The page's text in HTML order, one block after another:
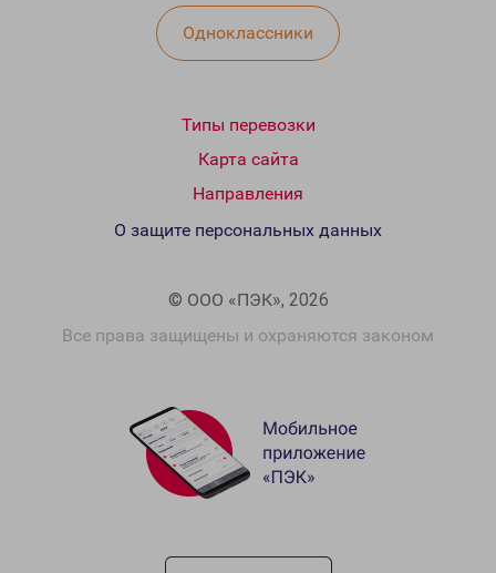
Одноклассники
Типы перевозки
Карта сайта
Направления
© ООО «ПЭК», 2026
Все права защищены и охраняются законом
О защите персональных данных